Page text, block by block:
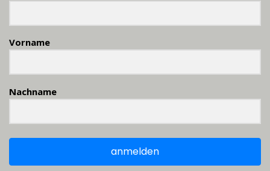
Vorname
Nachname
anmelden